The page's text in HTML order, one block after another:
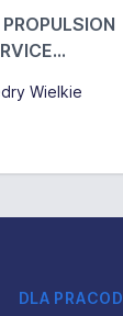
Wielkie
DLA